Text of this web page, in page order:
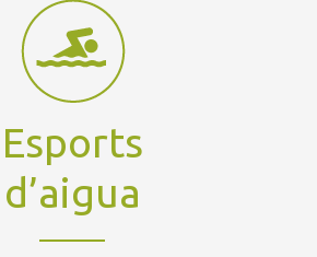
Esports
d’aigua